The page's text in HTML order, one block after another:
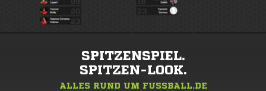
SPITZENSPIEL.
SPITZEN-LOOK.
ALLES RUND UM FUSSBALL.DE